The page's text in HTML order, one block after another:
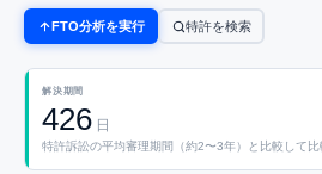
FTO分析を実行 特許を検索
解決期間
426 日
特許訴訟の平均審理期間（約2〜3年）と比較して